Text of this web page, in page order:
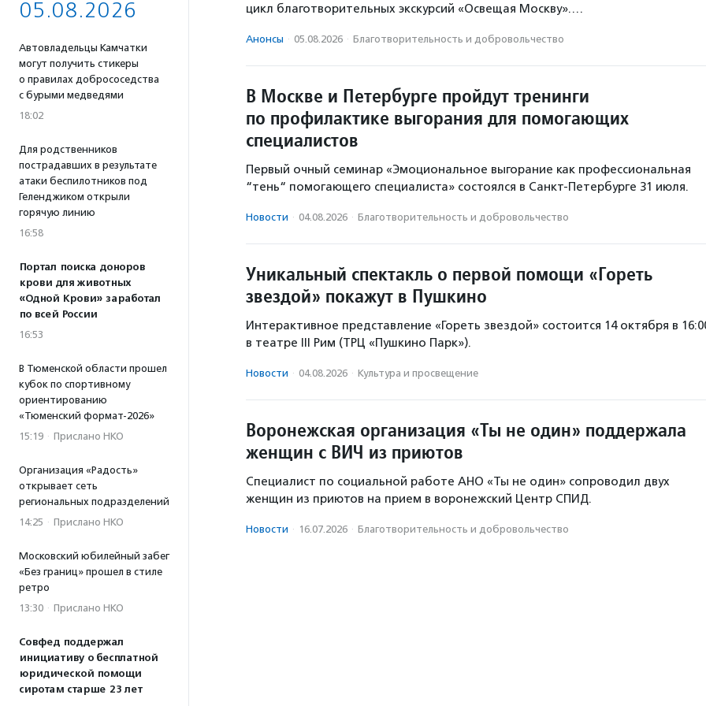
05.08.2026
Автовладельцы Камчатки
могут получить стикеры
о правилах добрососедства
с бурыми медведями
18:02
Для родственников
пострадавших в результате
атаки беспилотников под
Геленджиком открыли
горячую линию
16:58
Портал поиска доноров
крови для животных
«Одной Крови» заработал
по всей России
16:53
В Тюменской области прошел
кубок по спортивному
ориентированию
«Тюменский формат-2026»
15:19 · Прислано НКО
Организация «Радость»
открывает сеть
региональных подразделений
14:25 · Прислано НКО
Московский юбилейный забег
«Без границ» прошел в стиле
ретро
13:30 · Прислано НКО
Совфед поддержал
инициативу о бесплатной
юридической помощи
сиротам старше 23 лет
цикл благотворительных экскурсий «Освещая Москву».…
Анонсы · 05.08.2026 · Благотвори­тель­ность и доброволь­чест­во
В Москве и Петербурге пройдут тренинги
по профилактике выгорания для помогающих
специалистов
Первый очный семинар «Эмоциональное выгорание как профессиональная
“тень“ помогающего специалиста» состоялся в Санкт-Петербурге 31 июля.
Новости · 04.08.2026 · Благотвори­тель­ность и доброволь­чест­во
Уникальный спектакль о первой помощи «Гореть
звездой» покажут в Пушкино
Интерактивное представление «Гореть звездой» состоится 14 октября в
в театре III Рим (ТРЦ «Пушкино Парк»).
Новости · 04.08.2026 · Культура и просвещение
Воронежская организация «Ты не один» поддержала
женщин с ВИЧ из приютов
Специалист по социальной работе АНО «Ты не один» сопроводил двух
женщин из приютов на прием в воронежский Центр СПИД.
Новости · 16.07.2026 · Благотвори­тель­ность и доброволь­чест­во